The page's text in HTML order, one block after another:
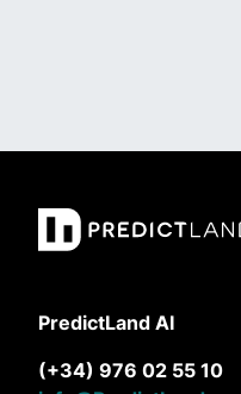
PredictLand AI
(+34) 976 02 55 10